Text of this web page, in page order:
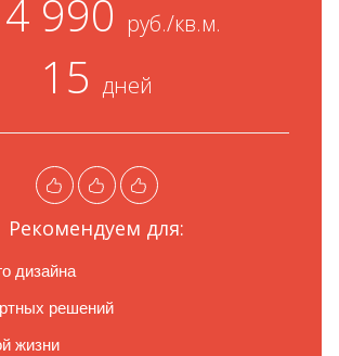
990 руб./кв.м.
15 дней
Рекомендуем для:
дизайна
решений
жизни